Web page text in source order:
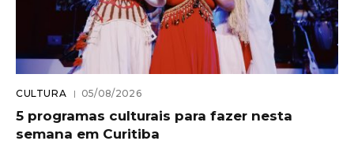
CULTURA 05/08/2026
5 programas culturais para fazer nesta
semana em Curitiba